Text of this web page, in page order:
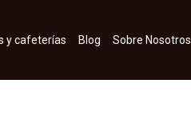
y cafeterías Blog Sobre Nosotros